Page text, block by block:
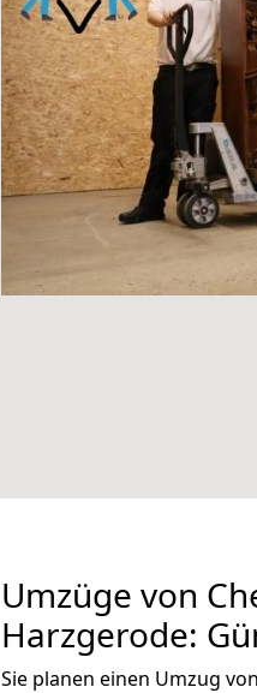
Umzüge von
Harzgerode:
Sie planen einen Umzug